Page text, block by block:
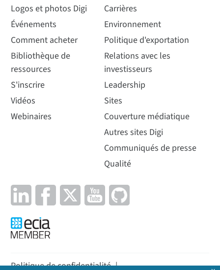
Logos et photos Digi
Événements
Comment acheter
Bibliothèque de
ressources
S'inscrire
Vidéos
Webinaires
Carrières
Environnement
Politique d'exportation
Relations avec les
investisseurs
Leadership
Sites
Couverture médiatique
Autres sites Digi
Communiqués de presse
Qualité
Politique de confidentialité |